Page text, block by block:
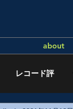
about
レコード評